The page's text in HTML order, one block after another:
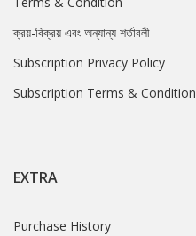
ক্রয়-বিক্রয় এবং অন্যান্য শর্তাবলী
Subscription Privacy Policy
Subscription Terms & Condition
EXTRA
Purchase History